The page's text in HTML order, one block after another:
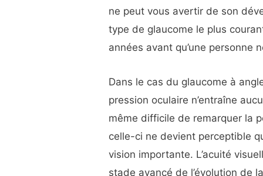
ne peut vous avertir de son
type de glaucome le plus
années avant qu’une personne
Dans le cas du glaucome à
pression oculaire n’entraîne
même difficile de remarquer la
celle-ci ne devient perceptible
vision importante. L’acuité
stade avancé de l’évolution de